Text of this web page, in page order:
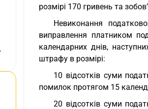
розмірі 170 гривень та
Невиконання
виправлення платником
календарних днів,
штрафу в розмірі:
10 відсотків суми
помилок протягом 15
20 відсотків суми